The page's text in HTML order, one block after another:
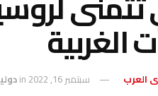
الغربية
سبتمبر 16, 2022 in